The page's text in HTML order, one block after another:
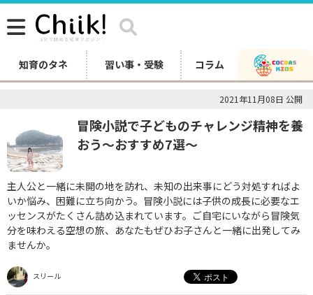
知育のタネ 習い事・受験 コラム
2021年11月08日 公開
冒険小説で子どものチャレンジ精神を養
おう～おすすめ7選～
主人公と一緒に未開の地を訪れ、未知の出来事にどう対処すればよ
いか悩み、困難に立ち向かう。冒険小説には子供の成長に必要なエ
ッセンスがたくさん詰め込まれています。ご自宅にいながら冒険気
分を味わえる空想の旅、あなたもぜひお子さんと一緒に出発してみ
ませんか。
スリール